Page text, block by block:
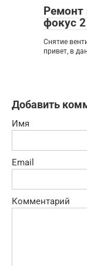
Ремонт
фокус
Снятие
привет, в
Добавить
Имя
Email
Комментарий